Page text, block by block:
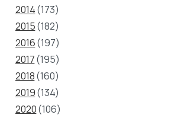
2014(173)
2015(182)
2016(197)
2017(195)
2018(160)
2019(134)
2020(106)